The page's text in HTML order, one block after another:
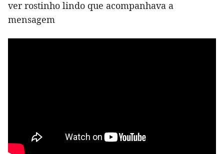
ver rostinho lindo que acompanhava a
mensagem